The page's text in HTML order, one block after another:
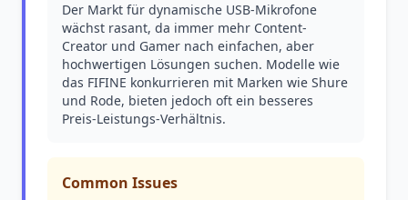
Der Markt für dynamische USB-Mikrofone
wächst rasant, da immer mehr Content-
Creator und Gamer nach einfachen, aber
hochwertigen Lösungen suchen. Modelle wie
das FIFINE konkurrieren mit Marken wie Shure
und Rode, bieten jedoch oft ein besseres
Preis-Leistungs-Verhältnis.
Common Issues